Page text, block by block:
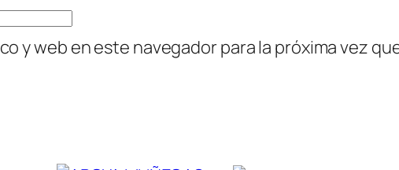
y web en este navegador para la próxima vez